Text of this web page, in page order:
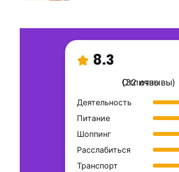
8.3
Отлично
(32 отзывы)
Деятельность
Питание
Шоппинг
Расслабиться
Транспорт